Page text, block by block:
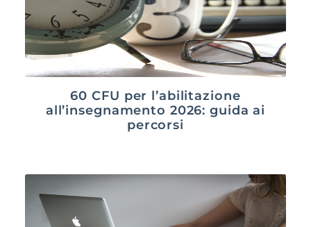
60 CFU per l’abilitazione
all’insegnamento 2026: guida ai
percorsi